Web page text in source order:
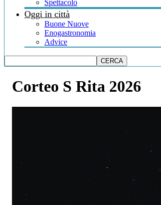
Spettacolo
Oggi in città
Buone Nuove
Enogastronomia
Advice
Corteo S Rita 2026